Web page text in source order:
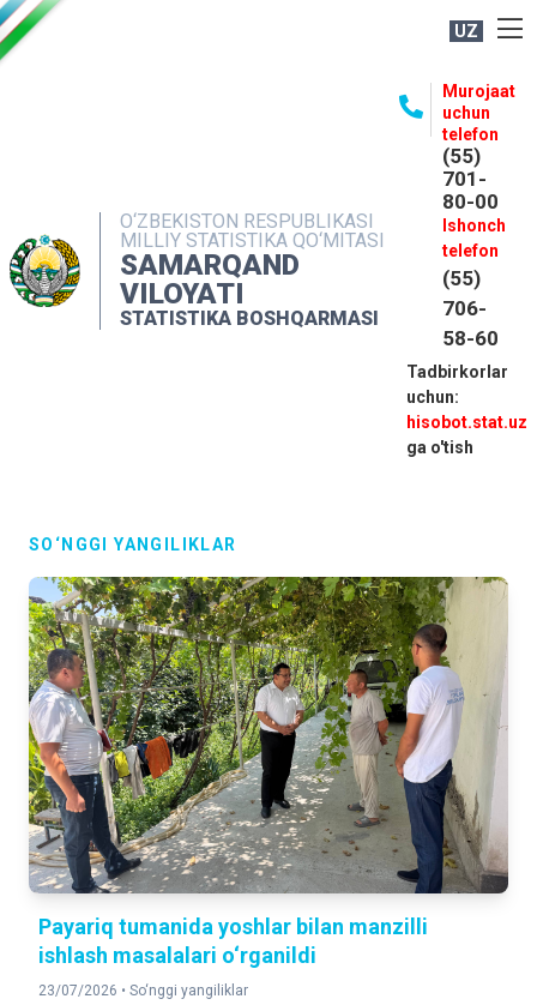
UZ
O‘ZBEKISTON RESPUBLIKASI
MILLIY STATISTIKA QO‘MITASI
SAMARQAND
VILOYATI
STATISTIKA BOSHQARMASI
Murojaat
uchun
telefon
(55)
701-
80-00
Ishonch
telefon
(55)
706-
58-60
Tadbirkorlar
uchun:
hisobot.stat.uz
ga o'tish
MATBUOT XIZMATI
MUROJAATLAR
KONTAKTLAR
SO‘NGGI YANGILIKLAR
Payariq tumanida yoshlar bilan manzilli
ishlash masalalari o‘rganildi
23/07/2026 • So‘nggi yangiliklar